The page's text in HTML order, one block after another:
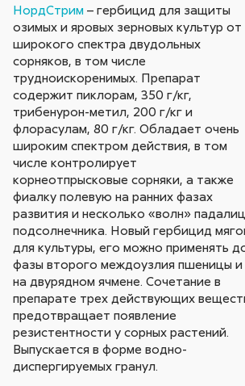
НордСтрим – гербицид для защиты
озимых и яровых зерновых культур от
широкого спектра двудольных
сорняков, в том числе
трудноискоренимых. Препарат
содержит пиклорам, 350 г/кг,
трибенурон-метил, 200 г/кг и
флорасулам, 80 г/кг. Обладает очень
широким спектром действия, в том
числе контролирует
корнеотпрысковые сорняки, а также
фиалку полевую на ранних фазах
развития и несколько «волн»
подсолнечника. Новый гербицид
для культуры, его можно применять
фазы второго междоузлия пшеницы и
на двурядном ячмене. Сочетание в
препарате трех действующих
предотвращает появление
резистентности у сорных растений.
Выпускается в форме водно-
диспергируемых гранул.